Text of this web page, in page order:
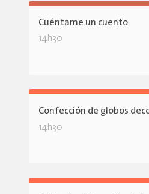
Cuéntame un cuento
14h30
Confección de globos
14h30